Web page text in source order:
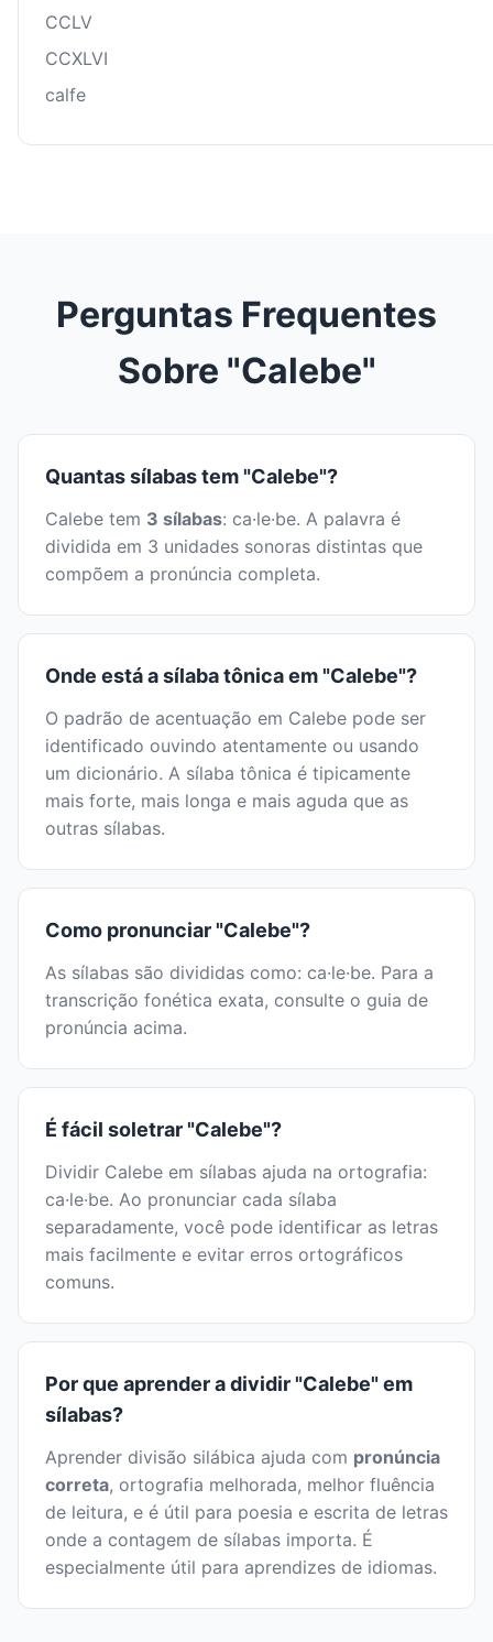
CCLV
CCXLVI
calfe
Perguntas Frequentes
Sobre "Calebe"
Quantas sílabas tem "Calebe"?
Calebe tem 3 sílabas: ca·le·be. A palavra é
dividida em 3 unidades sonoras distintas que
compõem a pronúncia completa.
Onde está a sílaba tônica em "Calebe"?
O padrão de acentuação em Calebe pode ser
identificado ouvindo atentamente ou usando
um dicionário. A sílaba tônica é tipicamente
mais forte, mais longa e mais aguda que as
outras sílabas.
Como pronunciar "Calebe"?
As sílabas são divididas como: ca·le·be. Para a
transcrição fonética exata, consulte o guia de
pronúncia acima.
É fácil soletrar "Calebe"?
Dividir Calebe em sílabas ajuda na ortografia:
ca·le·be. Ao pronunciar cada sílaba
separadamente, você pode identificar as letras
mais facilmente e evitar erros ortográficos
comuns.
Por que aprender a dividir "Calebe" em
sílabas?
Aprender divisão silábica ajuda com pronúncia
correta, ortografia melhorada, melhor fluência
de leitura, e é útil para poesia e escrita de letras
onde a contagem de sílabas importa. É
especialmente útil para aprendizes de idiomas.